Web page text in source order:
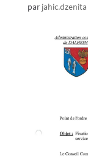
par jahic.dzenita